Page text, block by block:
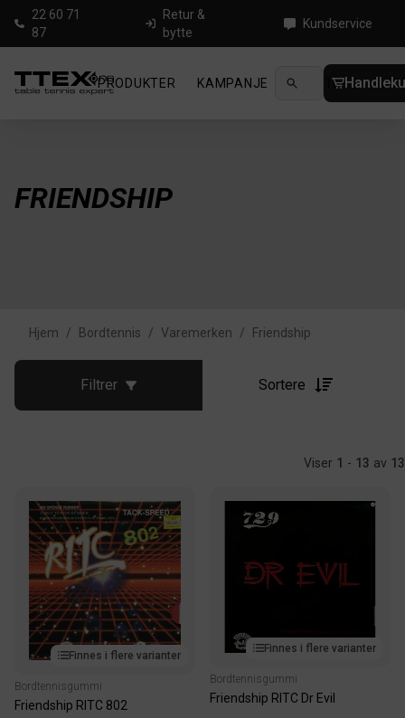
22 60 71
87
Retur &
bytte
Kundservice
PRODUKTER KAMPANJE NYHETER
FRIENDSHIP
Hjem / Bordtennis / Varemerken / Friendship
Filtrer Sortere
Viser 1 - 13 av 13
Finnes i flere varianter
Bordtennisgummi
Friendship RITC 802
Finnes i flere varianter
Bordtennisgummi
Friendship RITC Dr Evil